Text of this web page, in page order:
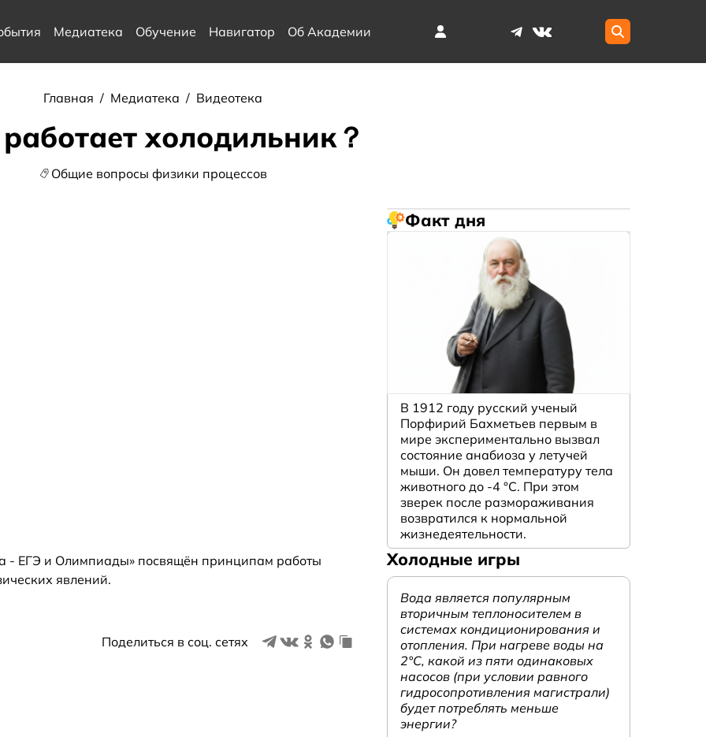
Медиатека Обучение Навигатор Об Академии
Главная / Медиатека / Видеотека
холодильник？
Общие вопросы физики процессов
- ЕГЭ и Олимпиады» посвящён принципам работы
явлений.
Поделиться в соц. сетях
Факт дня
В 1912 году русский ученый
Порфирий Бахметьев первым в
мире экспериментально вызвал
состояние анабиоза у летучей
мыши. Он довел температуру тела
животного до -4 °C. При этом
зверек после размораживания
возвратился к нормальной
жизнедеятельности.
Холодные игры
Вода является популярным
вторичным теплоносителем в
системах кондиционирования и
отопления. При нагреве воды на
2°С, какой из пяти одинаковых
насосов (при условии равного
гидросопротивления магистрали)
будет потреблять меньше
энергии?